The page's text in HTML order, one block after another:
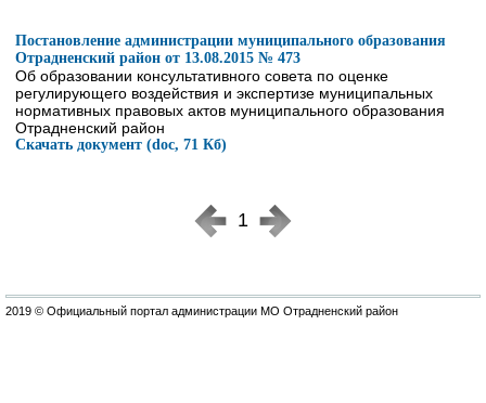
Постановление администрации муниципального образования
Отрадненский район от 13.08.2015 № 473
Об образовании консультативного совета по оценке
регулирующего воздействия и экспертизе муниципальных
нормативных правовых актов муниципального образования
Отрадненский район
Скачать документ (doc, 71 Кб)
1
2019 © Официальный портал администрации МО Отрадненский район